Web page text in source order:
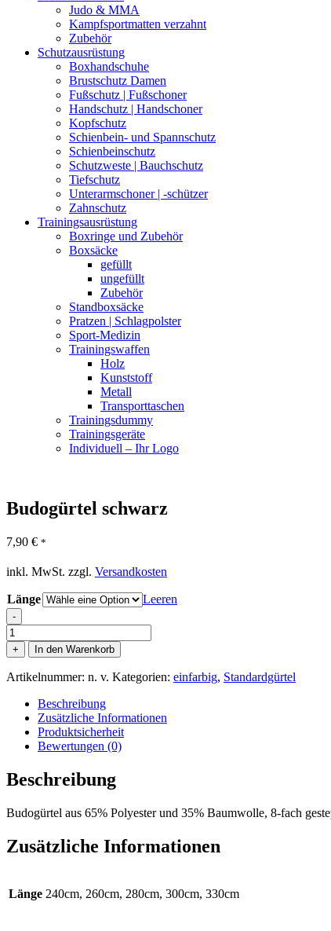
Judo & MMA
Kampfsportmatten verzahnt
Zubehör
Schutzausrüstung
Boxhandschuhe
Brustschutz Damen
Fußschutz | Fußschoner
Handschutz | Handschoner
Kopfschutz
Schienbein- und Spannschutz
Schienbeinschutz
Schutzweste | Bauchschutz
Tiefschutz
Unterarmschoner | -schützer
Zahnschutz
Trainingsausrüstung
Boxringe und Zubehör
Boxsäcke
gefüllt
ungefüllt
Zubehör
Standboxsäcke
Pratzen | Schlagpolster
Sport-Medizin
Trainingswaffen
Holz
Kunststoff
Metall
Transporttaschen
Trainingsdummy
Trainingsgeräte
Individuell – Ihr Logo
Budogürtel schwarz
7,90 € *
inkl. MwSt. zzgl. Versandkosten
Länge Leeren
-
Budogürtel
schwarz
Menge
+ In den Warenkorb
Artikelnummer: n. v. Kategorien: einfarbig, Standardgürtel
Beschreibung
Zusätzliche Informationen
Produktsicherheit
Bewertungen (0)
Beschreibung
Budogürtel aus 65% Polyester und 35% Baumwolle, 8-fach
Zusätzliche Informationen
Länge 240cm, 260cm, 280cm, 300cm, 330cm